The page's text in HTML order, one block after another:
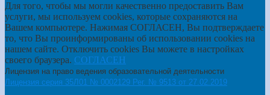
Для того, чтобы мы могли качественно предоставить Вам
услуги, мы используем cookies, которые сохраняются на
Вашем компьютере. Нажимая СОГЛАСЕН, Вы подтверждаете
то, что Вы проинформированы об использовании cookies на
нашем сайте. Отключить cookies Вы можете в настройках
своего браузера. СОГЛАСЕН
Лицензия на право ведения образовательной деятельности
Лицензия серия 35Л01 № 0002129 Рег. № 9513 от 27.02.2019